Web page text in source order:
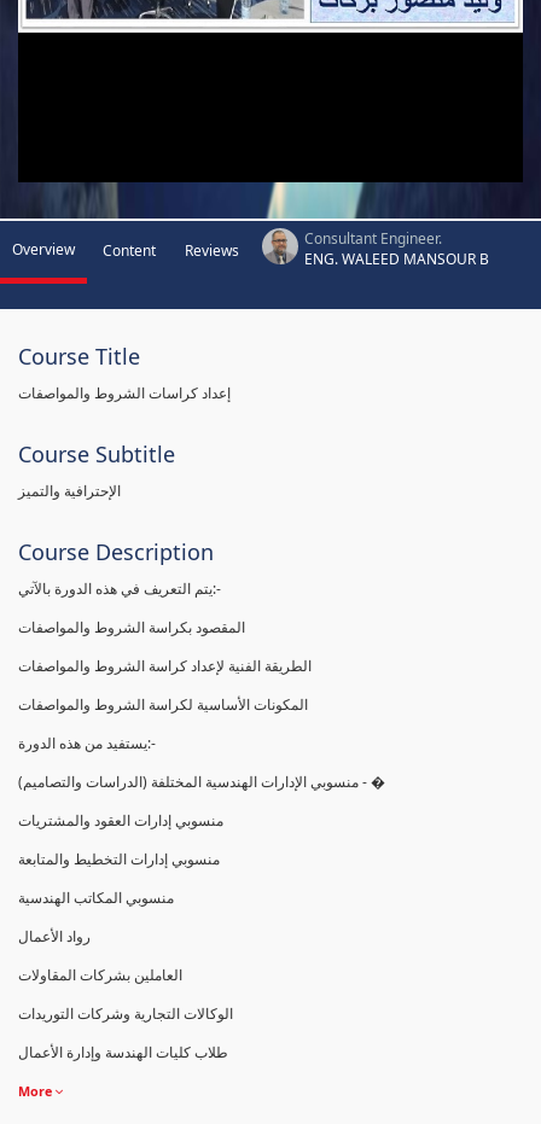
Overview Content Reviews
Consultant Engineer.
ENG. WALEED MANSOUR B
Course Title
إعداد كراسات الشروط والمواصفات
Course Subtitle
الإحترافية والتميز
Course Description
يتم التعريف في هذه الدورة بالآتي:-
المقصود بكراسة الشروط والمواصفات
الطريقة الفنية لإعداد كراسة الشروط والمواصفات
المكونات الأساسية لكراسة الشروط والمواصفات
يستفيد من هذه الدورة:-
(منسوبي الإدارات الهندسية المختلفة (الدراسات والتصاميم - �
منسوبي إدارات العقود والمشتريات
منسوبي إدارات التخطيط والمتابعة
منسوبي المكاتب الهندسية
رواد الأعمال
العاملين بشركات المقاولات
الوكالات التجارية وشركات التوريدات
طلاب كليات الهندسة وإدارة الأعمال
More